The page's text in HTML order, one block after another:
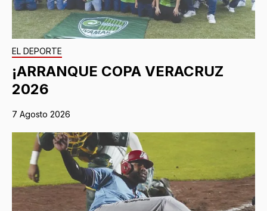
EL DEPORTE
¡ARRANQUE COPA VERACRUZ
2026
7 Agosto 2026